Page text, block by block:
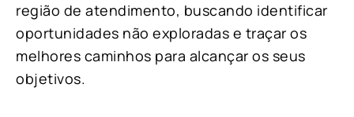
região de atendimento, buscando identificar
oportunidades não exploradas e traçar os
melhores caminhos para alcançar os seus
objetivos.